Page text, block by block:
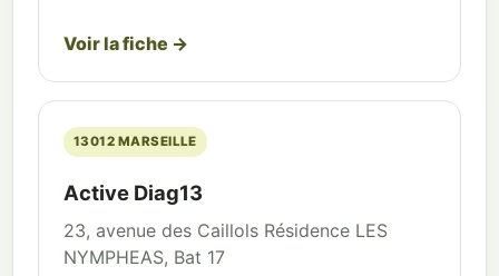
Voir la fiche →
13012 MARSEILLE
Active Diag13
23, avenue des Caillols Résidence LES
NYMPHEAS, Bat 17